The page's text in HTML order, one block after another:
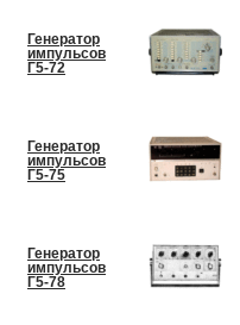
Генератор
импульсов
Г5-72
Генератор
импульсов
Г5-75
Генератор
импульсов
Г5-78